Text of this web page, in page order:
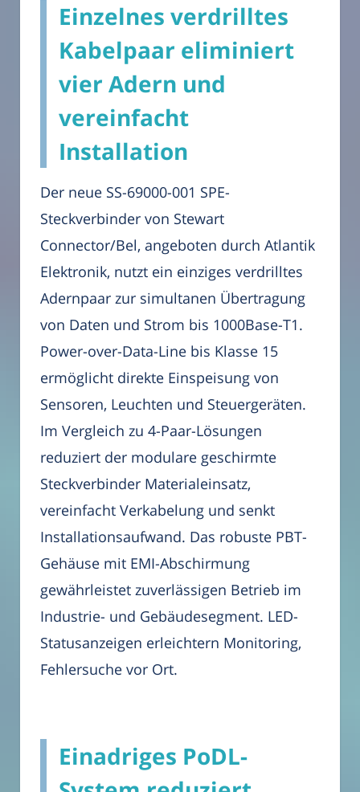
Einzelnes verdrilltes
Kabelpaar eliminiert
vier Adern und
vereinfacht
Installation
Der neue SS-69000-001 SPE-
Steckverbinder von Stewart
Connector/Bel, angeboten durch Atlantik
Elektronik, nutzt ein einziges verdrilltes
Adernpaar zur simultanen Übertragung
von Daten und Strom bis 1000Base-T1.
Power-over-Data-Line bis Klasse 15
ermöglicht direkte Einspeisung von
Sensoren, Leuchten und Steuergeräten.
Im Vergleich zu 4-Paar-Lösungen
reduziert der modulare geschirmte
Steckverbinder Materialeinsatz,
vereinfacht Verkabelung und senkt
Installationsaufwand. Das robuste PBT-
Gehäuse mit EMI-Abschirmung
gewährleistet zuverlässigen Betrieb im
Industrie- und Gebäudesegment. LED-
Statusanzeigen erleichtern Monitoring,
Fehlersuche vor Ort.
Einadriges PoDL-